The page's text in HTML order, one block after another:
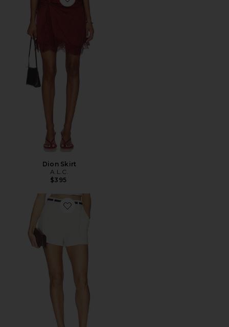
Favorite Dion Skirt
Dion Skirt
A.L.C.
$395
Favorite Winston Short